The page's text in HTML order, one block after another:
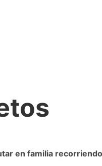
en familia